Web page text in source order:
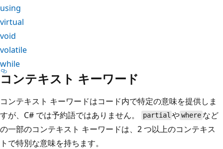
using
virtual
void
volatile
while
コンテキスト キーワード
コンテキスト キーワードはコード内で特定の意味を提供しま
すが、C# では予約語ではありません。
partial やwhereなど
の一部のコンテキスト キーワードは、2 つ以上のコンテキス
トで特別な意味を持ちます。